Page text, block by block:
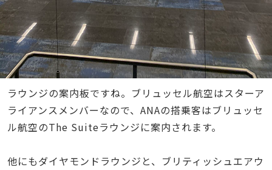
ラウンジの案内板ですね。ブリュッセル航空はスターア
ライアンスメンバーなので、ANAの搭乗客はブリュッセ
ル航空のThe Suiteラウンジに案内されます。
他にもダイヤモンドラウンジと、ブリティッシュエアウ